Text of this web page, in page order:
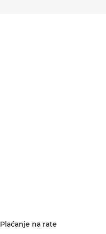
Plaćanje na rate